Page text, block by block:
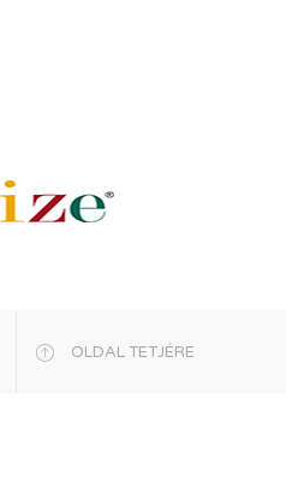
OLDAL TETJÉRE